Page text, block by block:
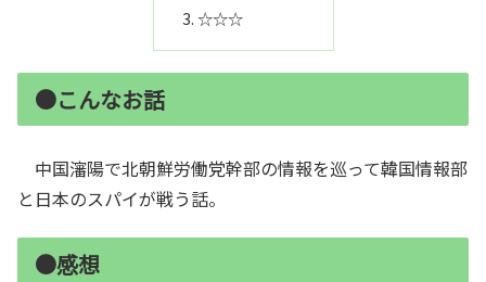
☆☆☆
●こんなお話
中国瀋陽で北朝鮮労働党幹部の情報を巡って韓国情報部
と日本のスパイが戦う話。
●感想